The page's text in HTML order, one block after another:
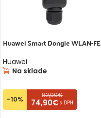
Huawei Smart Dongle WLAN-FE
Huawei
Na sklade
-10% 82,90€
74,90€ s DPH